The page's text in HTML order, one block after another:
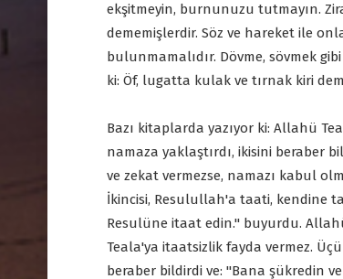
ekşitmeyin, burnunuzu tutmayın.
dememişlerdir. Söz ve hareket ile
bulunmamalıdır. Dövme, sövmek
ki: Öf, lugatta kulak ve tırnak kiri
Bazı kitaplarda yazıyor ki: Allahü
namaza yaklaştırdı, ikisini beraber
ve zekat vermezse, namazı kabul
İkincisi, Resulullah'a taati, kendine
Resulüne itaat edin." buyurdu.
Teala'ya itaatsizlik fayda vermez.
beraber bildirdi ve: "Bana şükredin